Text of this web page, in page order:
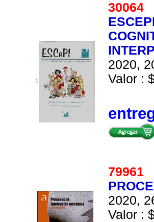
1
30064
2020,
Valor :
79961
2020,
Valor :